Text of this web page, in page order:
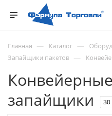
Главная — Каталог —
Запайщики пакетов —
запайщики
30